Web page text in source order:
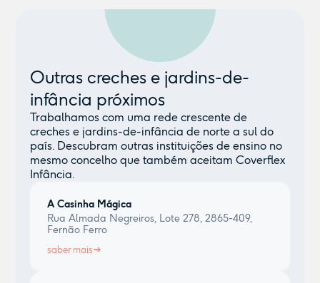
Outras creches e jardins-de-
infância próximos
Trabalhamos com uma rede crescente de
creches e jardins-de-infância de norte a sul do
país. Descubram outras instituições de ensino no
mesmo concelho que também aceitam Coverflex
Infância.
A Casinha Mágica
Rua Almada Negreiros, Lote 278, 2865-409,
Fernão Ferro
saber mais